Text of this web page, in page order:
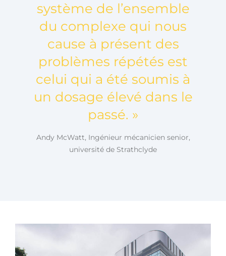
système de l’ensemble
du complexe qui nous
cause à présent des
problèmes répétés est
celui qui a été soumis à
un dosage élevé dans le
passé. »
Andy McWatt, Ingénieur mécanicien senior,
université de Strathclyde